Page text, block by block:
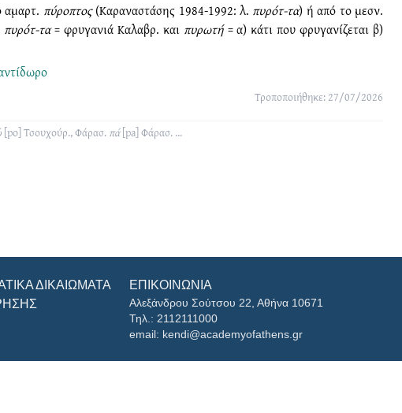
αμαρτ. πύροπτος(Καραναστάσης 1984-1992: λ. πυρότ-τα) ή από το μεσν.
πυρότ-τα= φρυγανιά Καλαβρ. και πυρωτή= α) κάτι που φρυγανίζεται β)
Τροποποιήθηκε: 27/07/2026
[po] Τσουχούρ., Φάρασ. πά [pa] Φάρασ. ...
ΔΙΚΑΙΏΜΑΤΑ
ΕΠΙΚΟΙΝΩΝΊΑ
Αλεξάνδρου Σούτσου 22, Αθήνα 10671
Τηλ.: 2112111000
email: kendi@academyofathens.gr